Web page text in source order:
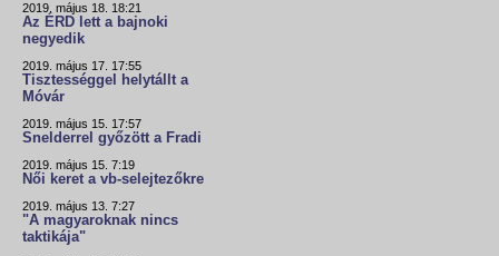
2019. május 18. 18:21
Az ÉRD lett a bajnoki
negyedik
2019. május 17. 17:55
Tisztességgel helytállt a
Móvár
2019. május 15. 17:57
Snelderrel győzött a Fradi
2019. május 15. 7:19
Női keret a vb-selejtezőkre
2019. május 13. 7:27
"A magyaroknak nincs
taktikája"